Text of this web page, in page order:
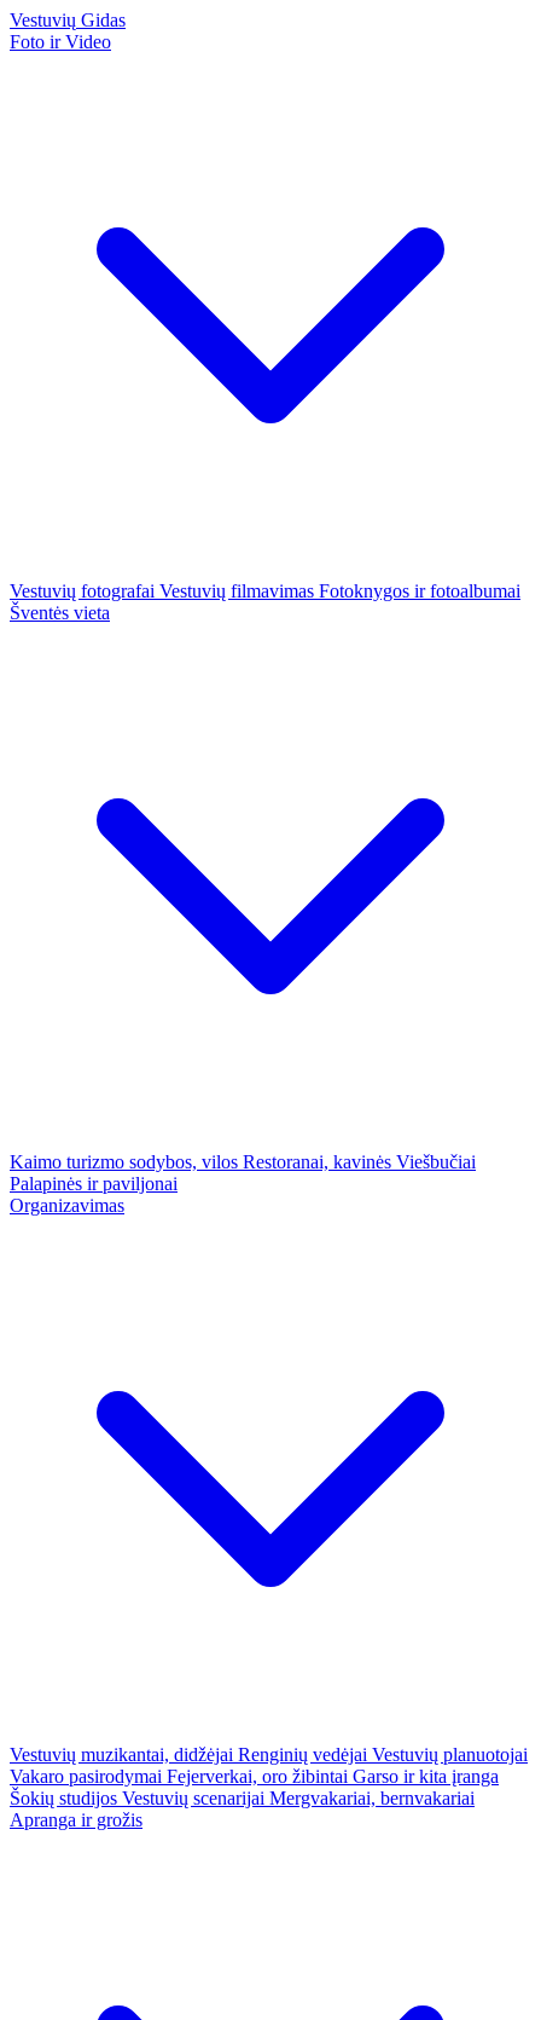
Vestuvių Gidas
Foto ir Video
Vestuvių fotografai Vestuvių filmavimas Fotoknygos ir fotoalbumai
Šventės vieta
Kaimo turizmo sodybos, vilos Restoranai, kavinės Viešbučiai
Palapinės ir paviljonai
Organizavimas
Vestuvių muzikantai, didžėjai Renginių vedėjai Vestuvių planuotojai
Vakaro pasirodymai Fejerverkai, oro žibintai Garso ir kita įranga
Šokių studijos Vestuvių scenarijai Mergvakariai, bernvakariai
Apranga ir grožis